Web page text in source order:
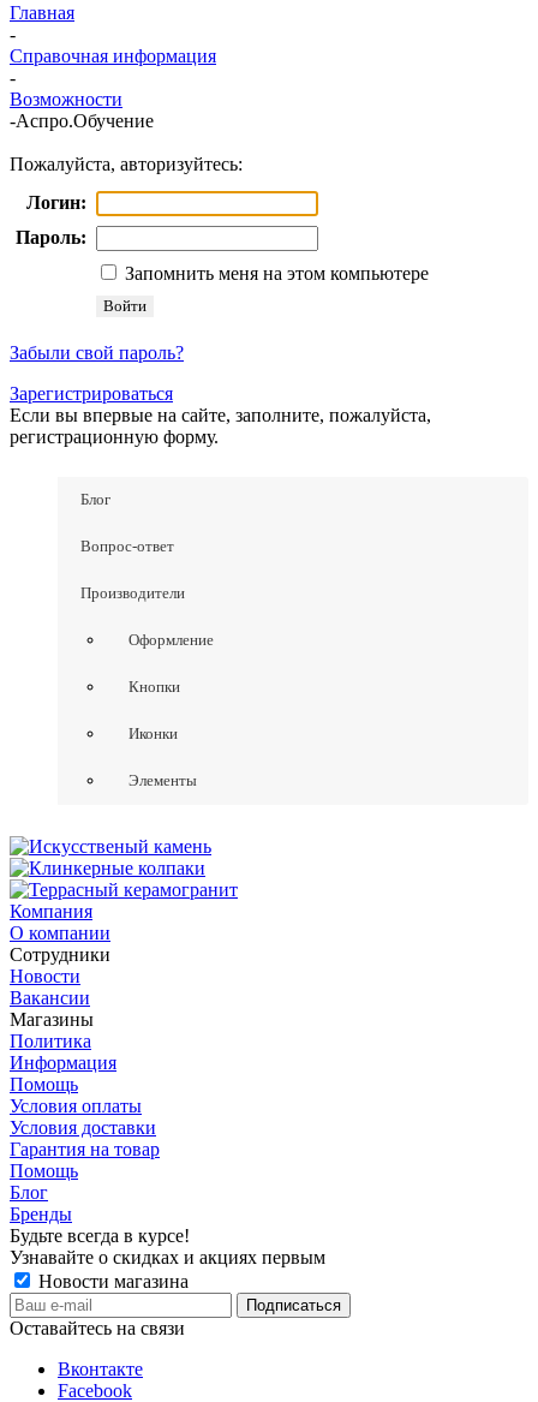
Главная
-
Справочная информация
-
Возможности
-Аспро.Обучение
Пожалуйста, авторизуйтесь:
Логин:
Пароль:
Запомнить меня на этом компьютере
Забыли свой пароль?
Зарегистрироваться
Если вы впервые на сайте, заполните, пожалуйста,
регистрационную форму.
Блог
Вопрос-ответ
Производители
Оформление
Кнопки
Иконки
Элементы
Компания
О компании
Сотрудники
Новости
Вакансии
Магазины
Политика
Информация
Помощь
Условия оплаты
Условия доставки
Гарантия на товар
Помощь
Блог
Бренды
Будьте всегда в курсе!
Узнавайте о скидках и акциях первым
Новости магазина
Оставайтесь на связи
Вконтакте
Facebook